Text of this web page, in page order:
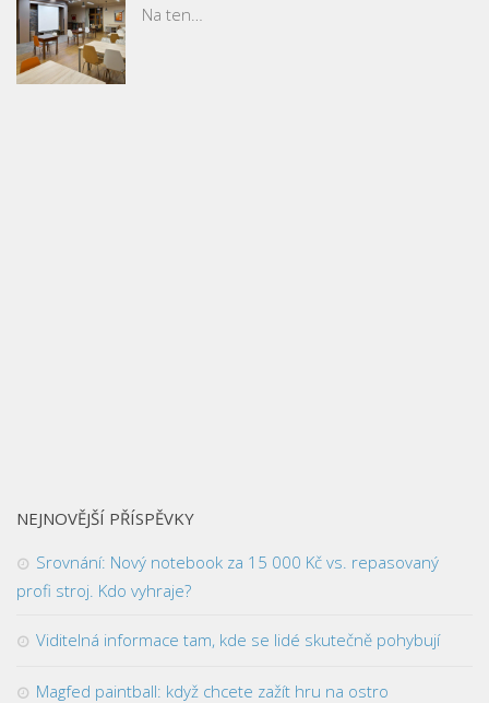
Na ten…
NEJNOVĚJŠÍ PŘÍSPĚVKY
Srovnání: Nový notebook za 15 000 Kč vs. repasovaný
profi stroj. Kdo vyhraje?
Viditelná informace tam, kde se lidé skutečně pohybují
Magfed paintball: když chcete zažít hru na ostro